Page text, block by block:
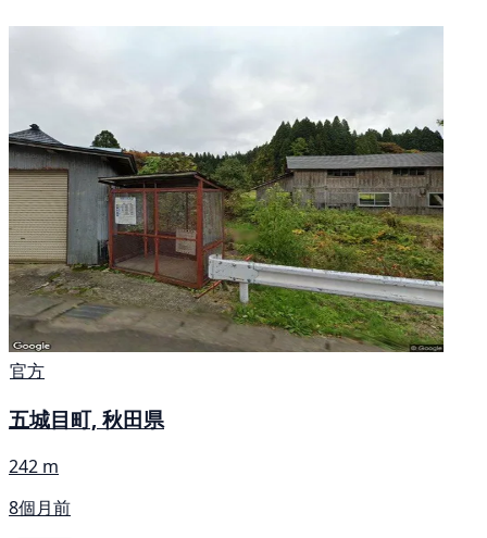
官方
五城目町, 秋田県
242 m
8個月前